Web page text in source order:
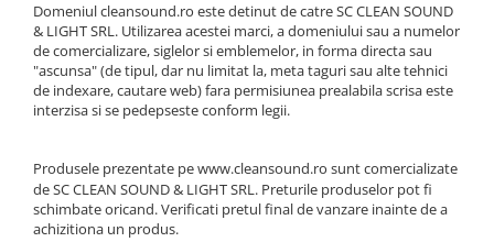
Microfoane cu fir pentru live
Microfoane de captura
Microfoane pentru instrumente
Microfoane USB - Podcast, Gaming
Sisteme wireless
Mixere
Accesorii mixere
Domeniul cleansound.ro este detinut de catre SC CLEAN SOUND
& LIGHT SRL. Utilizarea acestei marci, a domeniului sau a numelor
de comercializare, siglelor si emblemelor, in forma directa sau
"ascunsa" (de tipul, dar nu limitat la, meta taguri sau alte tehnici
de indexare, cautare web) fara permisiunea prealabila scrisa este
interzisa si se pedepseste conform legii.
Produsele prezentate pewww.cleansound.ro sunt comercializate
de SC CLEAN SOUND & LIGHT SRL. Preturile produselor pot fi
schimbate oricand. Verificati pretul final de vanzare inainte de a
achizitiona un produs.